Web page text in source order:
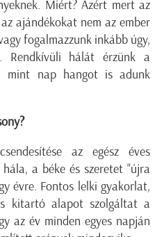
Miért? Azért mert az
ajándékokat nem az ember
fogalmazzunk inkább úgy,
Rendkívüli hálát érzünk a
mint nap hangot is adunk
az egész éves
a béke és szeretet "újra
évre. Fontos lelki gyakorlat,
kitartó alapot szolgáltat a
az év minden egyes napján